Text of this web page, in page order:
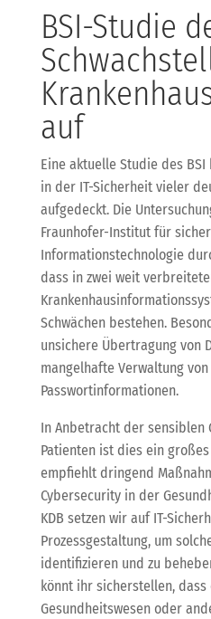
BSI-Studie
auf
Eine aktuelle Studie des
in der IT-Sicherheit vieler
aufgedeckt. Die
Fraunhofer-Institut für
Informationstechnologie
dass in zwei weit
Schwächen bestehen.
unsichere Übertragung von
mangelhafte Verwaltung
Passwortinformationen.
In Anbetracht der sensiblen
Patienten ist dies ein
empfiehlt dringend
Cybersecurity in der
KDB setzen wir auf IT-
Prozessgestaltung, um
identifizieren und zu
könnt ihr sicherstellen, dass
Gesundheitswesen oder